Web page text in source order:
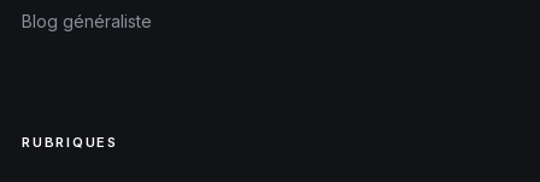
Blog généraliste
RUBRIQUES